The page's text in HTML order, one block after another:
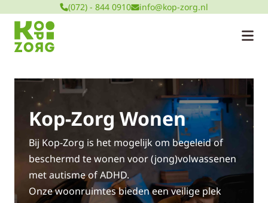
(072) - 844 0910 info@kop-zorg.nl
Kop-Zorg Wonen
Bij Kop-Zorg is het mogelijk om begeleid of
beschermd te wonen voor (jong)volwassenen
met autisme of ADHD.
Onze woonruimtes bieden een veilige plek